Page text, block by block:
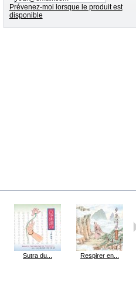
Prévenez-moi lorsque le produit est
disponible
Sutra du... Respirer en...